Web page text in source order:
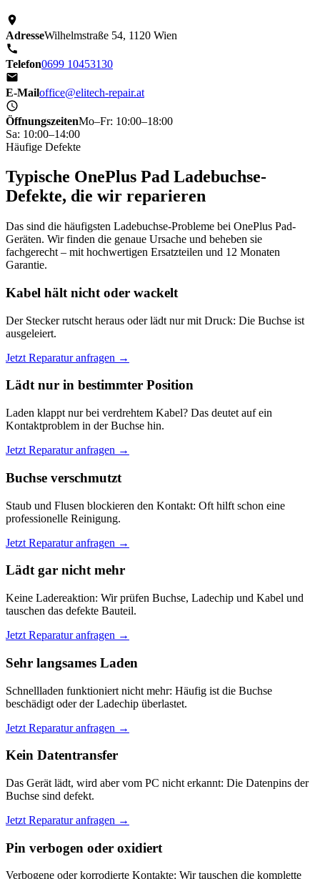
AdresseWilhelmstraße 54, 1120 Wien
Telefon0699 10453130
E-Mailoffice@elitech-repair.at
ÖffnungszeitenMo–Fr: 10:00–18:00
Sa: 10:00–14:00
Häufige Defekte
Typische OnePlus Pad Ladebuchse-
Defekte, die wir reparieren
Das sind die häufigsten Ladebuchse-Probleme bei OnePlus Pad-
Geräten. Wir finden die genaue Ursache und beheben sie
fachgerecht – mit hochwertigen Ersatzteilen und 12 Monaten
Garantie.
Kabel hält nicht oder wackelt
Der Stecker rutscht heraus oder lädt nur mit Druck: Die Buchse ist
ausgeleiert.
Jetzt Reparatur anfragen →
Lädt nur in bestimmter Position
Laden klappt nur bei verdrehtem Kabel? Das deutet auf ein
Kontaktproblem in der Buchse hin.
Jetzt Reparatur anfragen →
Buchse verschmutzt
Staub und Flusen blockieren den Kontakt: Oft hilft schon eine
professionelle Reinigung.
Jetzt Reparatur anfragen →
Lädt gar nicht mehr
Keine Ladereaktion: Wir prüfen Buchse, Ladechip und Kabel und
tauschen das defekte Bauteil.
Jetzt Reparatur anfragen →
Sehr langsames Laden
Schnellladen funktioniert nicht mehr: Häufig ist die Buchse
beschädigt oder der Ladechip überlastet.
Jetzt Reparatur anfragen →
Kein Datentransfer
Das Gerät lädt, wird aber vom PC nicht erkannt: Die Datenpins der
Buchse sind defekt.
Jetzt Reparatur anfragen →
Pin verbogen oder oxidiert
Verbogene oder korrodierte Kontakte: Wir tauschen die komplette